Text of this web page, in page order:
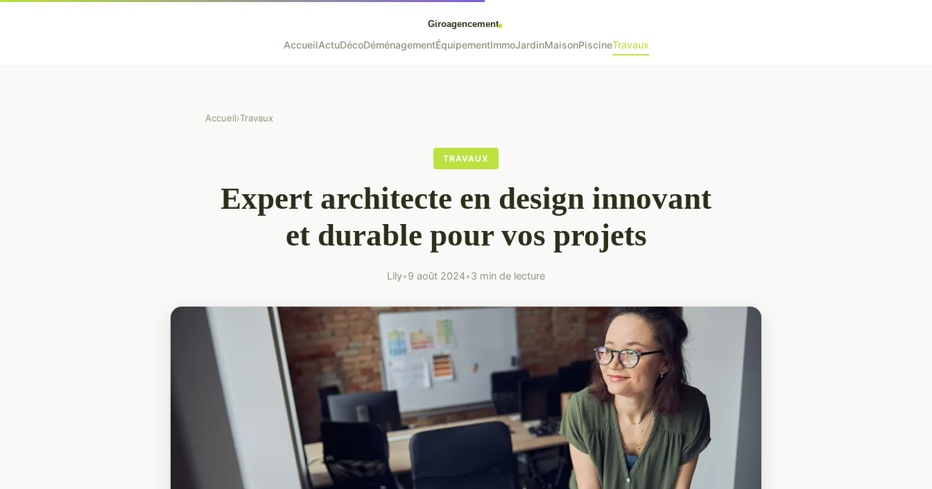
AccueilActuDécoDéménagementÉquipementImmoJardinMaisonPiscineTravaux
Accueil›Travaux
TRAVAUX
Expert architecte en design innovant
et durable pour vos projets
Lily•9 août 2024•3 min de lecture